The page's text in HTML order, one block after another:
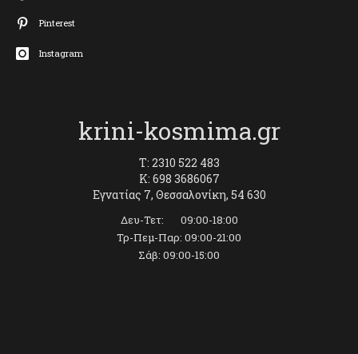
Pinterest
Instagram
krini-kosmima.gr
T: 2310 522 483
K: 698 3686067
Εγνατίας 7, Θεσσαλονίκη, 54 630
Δευ-Τετ: 09:00-18:00
Τρ-Πεμ-Παρ: 09:00-21:00
Σάβ: 09:00-15:00